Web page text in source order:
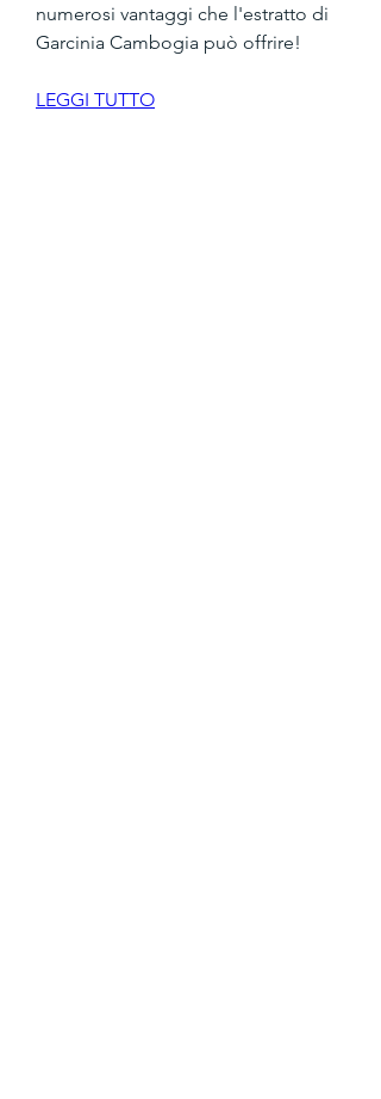
numerosi vantaggi che l'estratto di
Garcinia Cambogia può offrire!
LEGGI TUTTO